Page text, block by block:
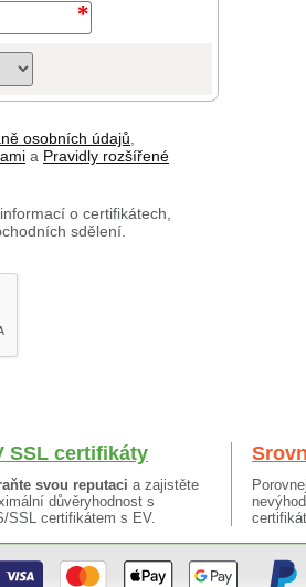
osobních údajů
a Pravidly rozšířené
o certifikátech,
sdělení.
SSL certifikáty
svou reputaci a zajistěte
důvěryhodnost s
SSL certifikátem s EV.